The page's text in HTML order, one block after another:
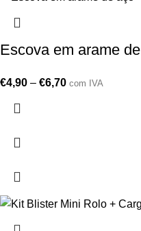
Escova em arame
€4,90 – €6,70 com IVA